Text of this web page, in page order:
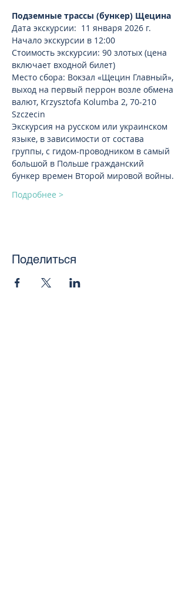
Подземные трассы (бункер) Щецина
Дата экскурсии:  11 января 2026 г.
Начало экскурсии в 12:00
Стоимость экскурсии: 90 злотых (цена
включает входной билет)
Место сбора: Вокзал «Щецин Главный»,
выход на первый перрон возле обмена
валют, Krzysztofa Kolumba 2, 70-210
Szczecin
Экскурсия на русском или украинском
языке, в зависимости от состава
группы, с гидом-проводником в самый
большой в Польше гражданский
бункер времен Второй мировой войны.
Подробнее >
Поделиться